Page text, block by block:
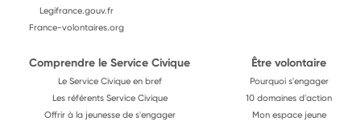
Legifrance.gouv.fr
France-volontaires.org
Comprendre le Service Civique
Le Service Civique en bref
Les référents Service Civique
Offrir à la jeunesse de s'engager
Être volontaire
Pourquoi s'engager
10 domaines d'action
Mon espace jeune